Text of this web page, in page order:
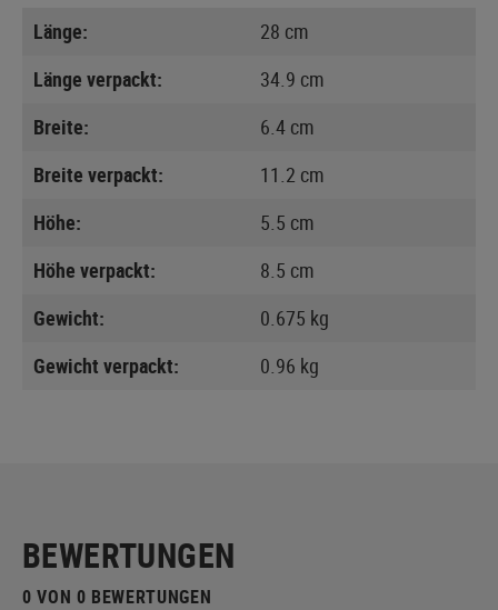
Länge:
28 cm
Länge verpackt:
34.9 cm
Breite:
6.4 cm
Breite verpackt:
11.2 cm
Höhe:
5.5 cm
Höhe verpackt:
8.5 cm
Gewicht:
0.675 kg
Gewicht verpackt:
0.96 kg
BEWERTUNGEN
0 VON 0 BEWERTUNGEN